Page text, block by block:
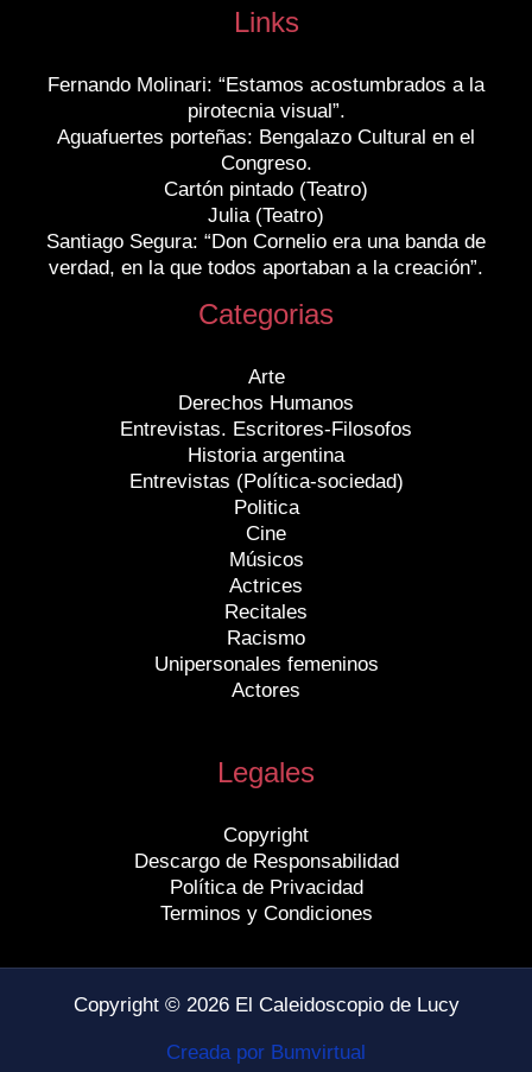
Links
Fernando Molinari: “Estamos acostumbrados a la
pirotecnia visual”.
Aguafuertes porteñas: Bengalazo Cultural en el
Congreso.
Cartón pintado (Teatro)
Julia (Teatro)
Santiago Segura: “Don Cornelio era una banda de
verdad, en la que todos aportaban a la creación”.
Categorias
Arte
Derechos Humanos
Entrevistas. Escritores-Filosofos
Historia argentina
Entrevistas (Política-sociedad)
Politica
Cine
Músicos
Actrices
Recitales
Racismo
Unipersonales femeninos
Actores
Legales
Copyright
Descargo de Responsabilidad
Política de Privacidad
Terminos y Condiciones
Copyright © 2026 El Caleidoscopio de Lucy
Creada por Bumvirtual